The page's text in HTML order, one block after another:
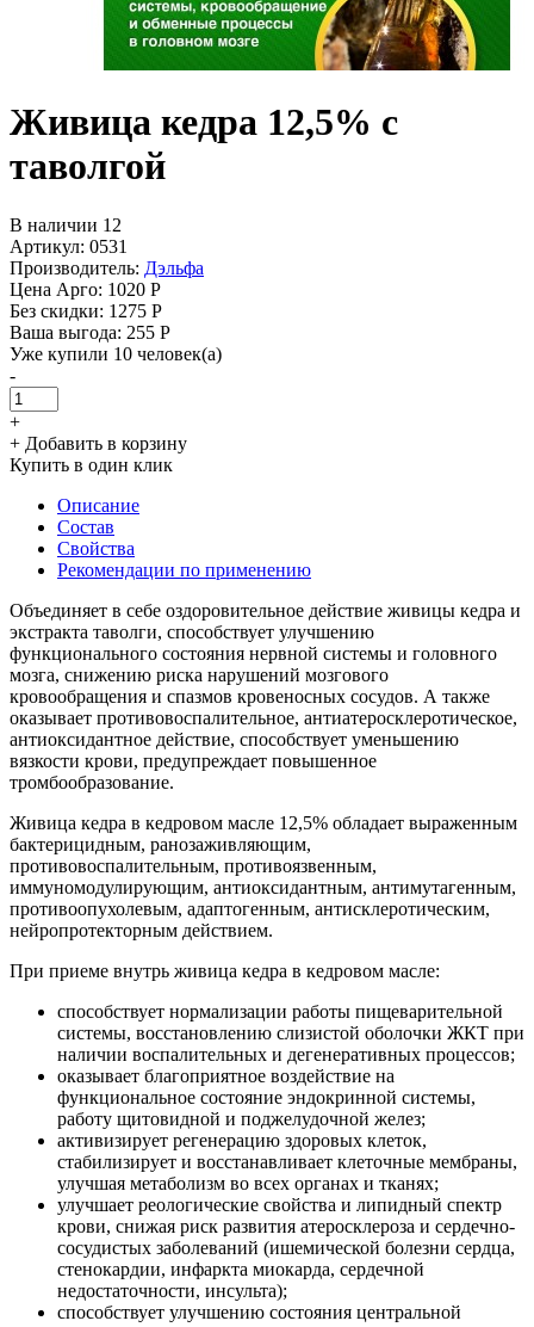
Живица кедра 12,5% с
таволгой
В наличии 12
Артикул: 0531
Производитель: Дэльфа
Цена Арго: 1020 Р
Без скидки: 1275 Р
Ваша выгода: 255 Р
Уже купили 10 человек(а)
-
+
+ Добавить в корзину
Купить в один клик
Описание
Состав
Свойства
Рекомендации по применению
Объединяет в себе оздоровительное действие живицы кедра и
экстракта таволги, способствует улучшению
функционального состояния нервной системы и головного
мозга, снижению риска нарушений мозгового
кровообращения и спазмов кровеносных сосудов. А также
оказывает противовоспалительное, антиатеросклеротическое,
антиоксидантное действие, способствует уменьшению
вязкости крови, предупреждает повышенное
тромбообразование.
Живица кедра в кедровом масле 12,5% обладает выраженным
бактерицидным, ранозаживляющим,
противовоспалительным, противоязвенным,
иммуномодулирующим, антиоксидантным, антимутагенным,
противоопухолевым, адаптогенным, антисклеротическим,
нейропротекторным действием.
При приеме внутрь живица кедра в кедровом масле:
способствует нормализации работы пищеварительной
системы, восстановлению слизистой оболочки ЖКТ при
наличии воспалительных и дегенеративных процессов;
оказывает благоприятное воздействие на
функциональное состояние эндокринной системы,
работу щитовидной и поджелудочной желез;
активизирует регенерацию здоровых клеток,
стабилизирует и восстанавливает клеточные мембраны,
улучшая метаболизм во всех органах и тканях;
улучшает реологические свойства и липидный спектр
крови, снижая риск развития атеросклероза и сердечно-
сосудистых заболеваний (ишемической болезни сердца,
стенокардии, инфаркта миокарда, сердечной
недостаточности, инсульта);
способствует улучшению состояния центральной